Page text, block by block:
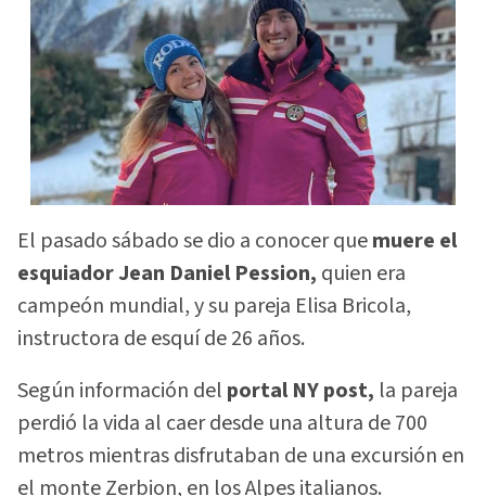
El pasado sábado se dio a conocer quemuere el
esquiador Jean Daniel Pession, quien era
campeón mundial, y su pareja Elisa Bricola,
instructora de esquí de 26 años.
Según información del portal NY post, la pareja
perdió la vida al caer desde una altura de 700
metros mientras disfrutaban de una excursión en
el monte Zerbion, en los Alpes italianos.